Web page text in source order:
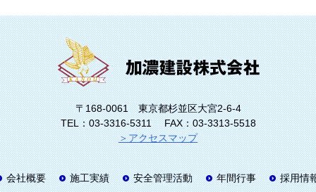
〒168-0061 東京都杉並区大宮2-6-4
TEL：03-3316-5311FAX：03-3313-5518
＞アクセスマップ
会社概要 施工実績 安全管理活動 年間行事 採用情